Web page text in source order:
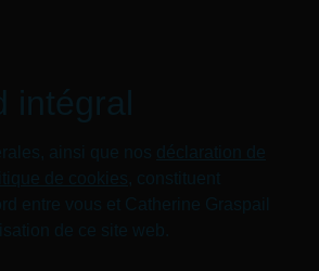
intégral
ainsi que nos déclaration de
de cookies , constituent
entre vous et Catherine Graspail
de ce site web.